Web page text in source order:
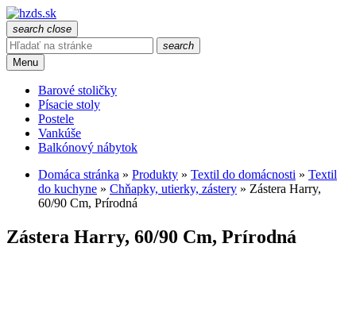
search close
search
Menu
Barové stoličky
Písacie stoly
Postele
Vankúše
Balkónový nábytok
Domáca stránka » Produkty » Textil do domácnosti » Textil
do kuchyne » Chňapky, utierky, zástery » Zástera Harry,
60/90 Cm, Prírodná
Zástera Harry, 60/90 Cm, Prírodná